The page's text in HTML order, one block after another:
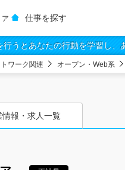
ア 仕事を探す
行うとあなたの行動を学習し
ワーク関連 オープン・Web系
情報・求人一覧